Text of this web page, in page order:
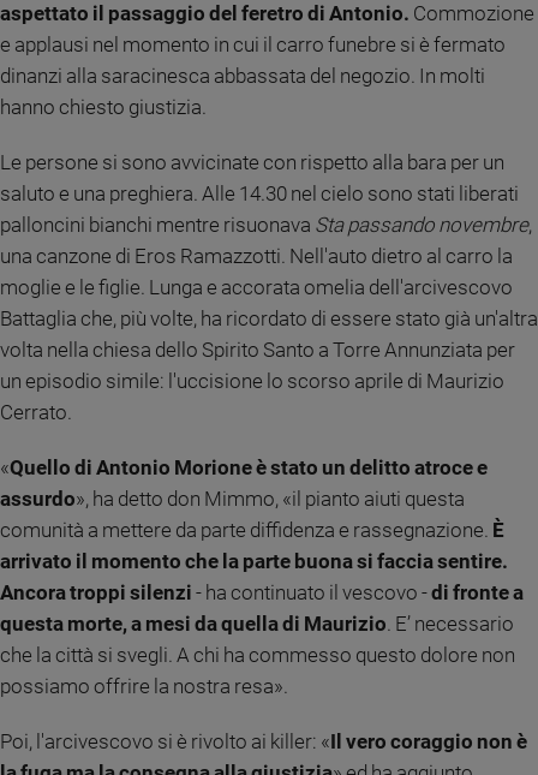
Sanremo
2026
Cinema,
Tv
streaming
Libri
Musica
Arte
Famiglia
ed
educazione
Genitori
e
Nonni
Coppia
Scuola
e
Adolescenza
Vai
aspettato il passaggio del feretro di Antonio. Commozione
e applausi nel momento in cui il carro funebre si è fermato
dinanzi alla saracinesca abbassata del negozio. In molti
hanno chiesto giustizia.
Le persone si sono avvicinate con rispetto alla bara per un
saluto e una preghiera. Alle 14.30 nel cielo sono stati liberati
palloncini bianchi mentre risuonava Sta passando novembre,
una canzone di Eros Ramazzotti. Nell'auto dietro al carro la
moglie e le figlie. Lunga e accorata omelia dell'arcivescovo
Battaglia che, più volte, ha ricordato di essere stato già un'altra
volta nella chiesa dello Spirito Santo a Torre Annunziata per
un episodio simile: l'uccisione lo scorso aprile di Maurizio
Cerrato.
«Quello di Antonio Morione è stato un delitto atroce e
assurdo», ha detto don Mimmo, «il pianto aiuti questa
comunità a mettere da parte diffidenza e rassegnazione. È
arrivato il momento che la parte buona si faccia sentire.
Ancora troppi silenzi - ha continuato il vescovo -di fronte a
questa morte, a mesi da quella di Maurizio. E’ necessario
che la città si svegli. A chi ha commesso questo dolore non
possiamo offrire la nostra resa».
Poi, l'arcivescovo si è rivolto ai killer: «Il vero coraggio non è